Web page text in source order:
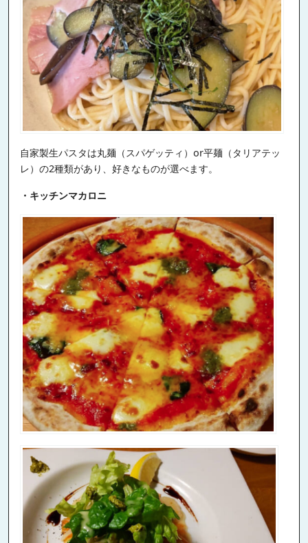
自家製生パスタは丸麺（スパゲッティ）or平麺（タリアテッ
レ）の2種類があり、好きなものが選べます。
・キッチンマカロニ